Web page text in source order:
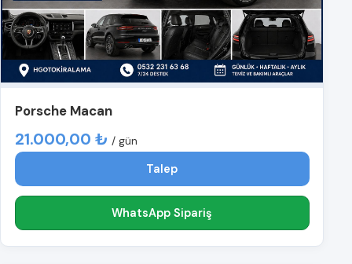
Porsche Macan
21.000,00 ₺ / gün
Talep
WhatsApp Sipariş